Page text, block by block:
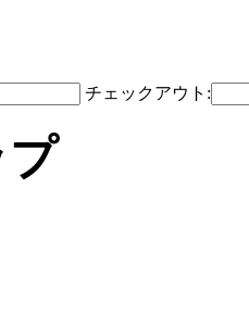
チェックアウト: